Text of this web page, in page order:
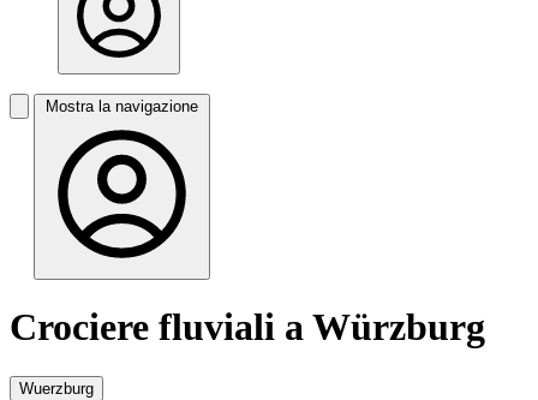
Mostra la navigazione
Crociere fluviali a Würzburg
Wuerzburg